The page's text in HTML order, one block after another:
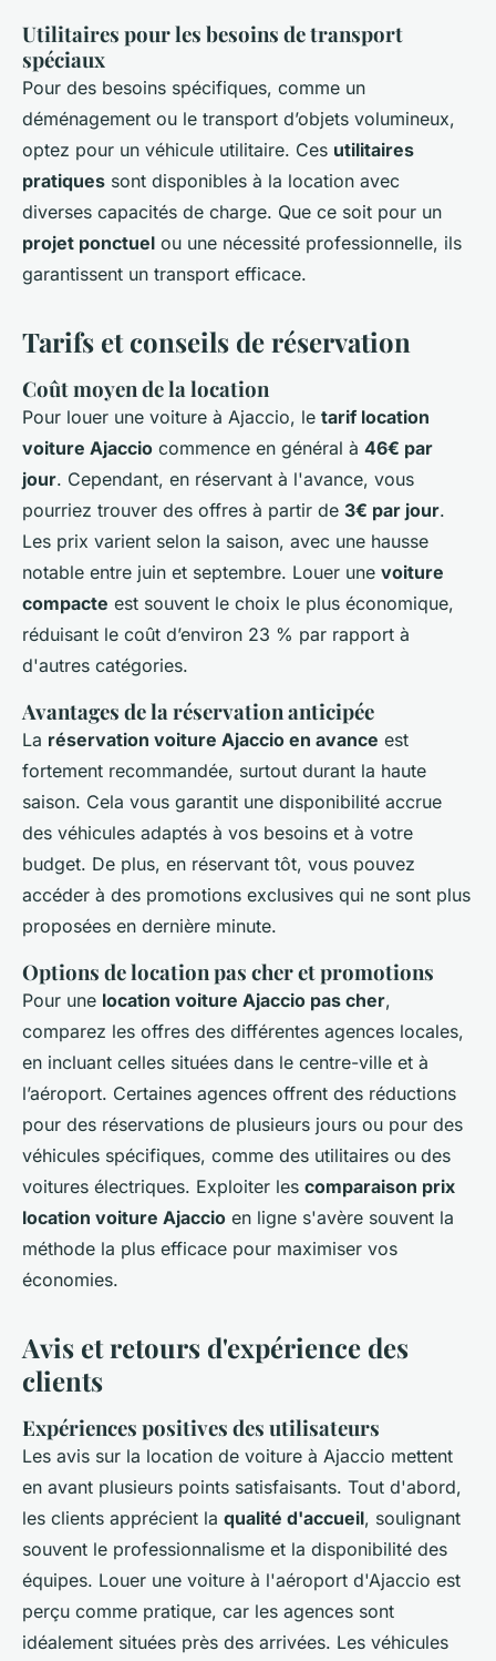
Utilitaires pour les besoins de transport
spéciaux
Pour des besoins spécifiques, comme un
déménagement ou le transport d’objets volumineux,
optez pour un véhicule utilitaire. Ces utilitaires
pratiques sont disponibles à la location avec
diverses capacités de charge. Que ce soit pour un
projet ponctuel ou une nécessité professionnelle, ils
garantissent un transport efficace.
Tarifs et conseils de réservation
Coût moyen de la location
Pour louer une voiture à Ajaccio, le tarif location
voiture Ajaccio commence en général à 46€ par
jour. Cependant, en réservant à l'avance, vous
pourriez trouver des offres à partir de 3€ par jour.
Les prix varient selon la saison, avec une hausse
notable entre juin et septembre. Louer une voiture
compacte est souvent le choix le plus économique,
réduisant le coût d’environ 23 % par rapport à
d'autres catégories.
Avantages de la réservation anticipée
La réservation voiture Ajaccio en avance est
fortement recommandée, surtout durant la haute
saison. Cela vous garantit une disponibilité accrue
des véhicules adaptés à vos besoins et à votre
budget. De plus, en réservant tôt, vous pouvez
accéder à des promotions exclusives qui ne sont plus
proposées en dernière minute.
Options de location pas cher et promotions
Pour une location voiture Ajaccio pas cher,
comparez les offres des différentes agences locales,
en incluant celles situées dans le centre-ville et à
l’aéroport. Certaines agences offrent des réductions
pour des réservations de plusieurs jours ou pour des
véhicules spécifiques, comme des utilitaires ou des
voitures électriques. Exploiter les comparaison prix
location voiture Ajaccio en ligne s'avère souvent la
méthode la plus efficace pour maximiser vos
économies.
Avis et retours d'expérience des
clients
Expériences positives des utilisateurs
Les avis sur la location de voiture à Ajaccio mettent
en avant plusieurs points satisfaisants. Tout d'abord,
les clients apprécient la qualité d'accueil, soulignant
souvent le professionnalisme et la disponibilité des
équipes. Louer une voiture à l'aéroport d'Ajaccio est
perçu comme pratique, car les agences sont
idéalement situées près des arrivées. Les véhicules